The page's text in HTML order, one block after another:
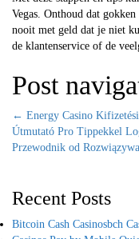
Vegas. Onthoud dat
nooit met geld dat je niet
de klantenservice of de
Post
← Energy Casino
Útmutató Pro Tippekkel
Przewodnik od
Recent Posts
Bitcoin Cash Casinosbch